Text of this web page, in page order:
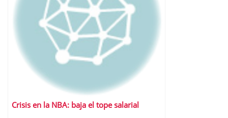
Crisis en la NBA: baja el tope salarial